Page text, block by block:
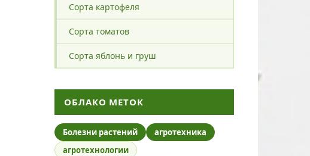
Сорта картофеля
Сорта томатов
Сорта яблонь и груш
ОБЛАКО МЕТОК
Болезни растений
агротехника
агротехнологии